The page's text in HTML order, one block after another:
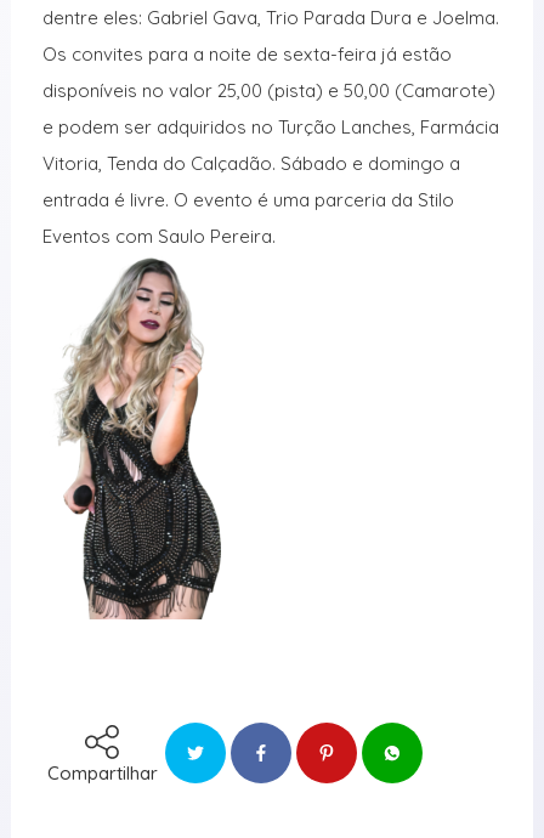
dentre eles: Gabriel Gava, Trio Parada Dura e Joelma.
Os convites para a noite de sexta-feira já estão
disponíveis no valor 25,00 (pista) e 50,00 (Camarote)
e podem ser adquiridos no Turção Lanches, Farmácia
Vitoria, Tenda do Calçadão. Sábado e domingo a
entrada é livre. O evento é uma parceria da Stilo
Eventos com Saulo Pereira.
Compartilhar